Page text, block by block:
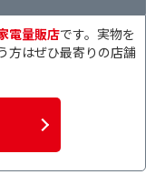
電量販店です。実物を
方はぜひ最寄りの店舗